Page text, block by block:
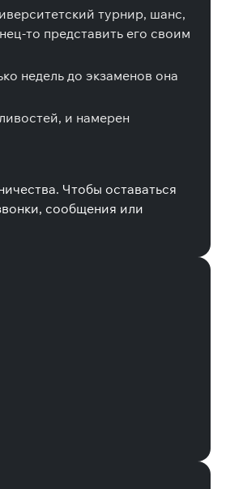
турнир, шанс,
то представить его своим
недель до экзаменов она
и намерен
Чтобы оставаться
сообщения или